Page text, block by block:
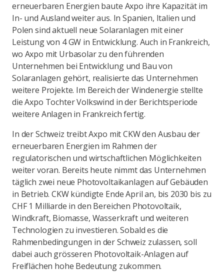
erneuerbaren Energien baute Axpo ihre Kapazität im
In- und Ausland weiter aus. In Spanien, Italien und
Polen sind aktuell neue Solaranlagen mit einer
Leistung von 4 GW in Entwicklung. Auch in Frankreich,
wo Axpo mit Urbasolar zu den führenden
Unternehmen bei Entwicklung und Bau von
Solaranlagen gehört, realisierte das Unternehmen
weitere Projekte. Im Bereich der Windenergie stellte
die Axpo Tochter Volkswind in der Berichtsperiode
weitere Anlagen in Frankreich fertig.
In der Schweiz treibt Axpo mit CKW den Ausbau der
erneuerbaren Energien im Rahmen der
regulatorischen und wirtschaftlichen Möglichkeiten
weiter voran. Bereits heute nimmt das Unternehmen
täglich zwei neue Photovoltaikanlagen auf Gebäuden
in Betrieb. CKW kündigte Ende April an, bis 2030 bis zu
CHF 1 Milliarde in den Bereichen Photovoltaik,
Windkraft, Biomasse, Wasserkraft und weiteren
Technologien zu investieren. Sobald es die
Rahmenbedingungen in der Schweiz zulassen, soll
dabei auch grösseren Photovoltaik-Anlagen auf
Freiflächen hohe Bedeutung zukommen.